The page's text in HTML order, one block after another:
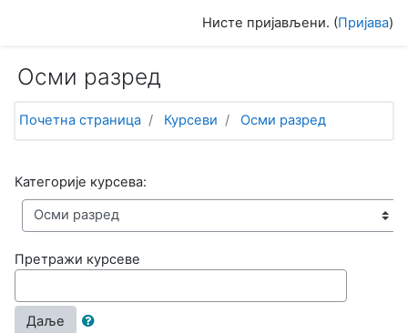
Нисте пријављени. (Пријава)
Осми разред
Почетна страница Курсеви Осми разред
Категорије курсева:
Претражи курсеве
Даље